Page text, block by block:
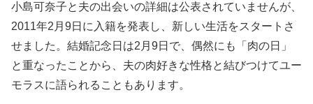
小島可奈子と夫の出会いの詳細は公表されていませんが、
2011年2月9日に入籍を発表し、新しい生活をスタートさ
せました。結婚記念日は2月9日で、偶然にも「肉の日」
と重なったことから、夫の肉好きな性格と結びつけてユー
モラスに語られることもあります。